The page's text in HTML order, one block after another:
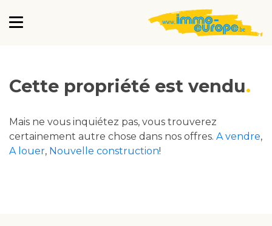
Cette propriété est vendu
Mais ne vous inquiétez pas, vous trouverez
certainement autre chose dans nos offres. A vendre,
A louer, Nouvelle construction!